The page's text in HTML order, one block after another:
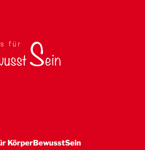
KörperBewusstSein